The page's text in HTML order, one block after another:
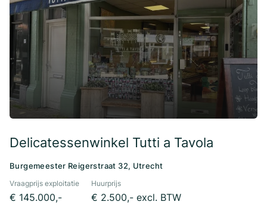
Delicatessenwinkel Tutti a Tavola
Burgemeester Reigerstraat 32, Utrecht
Vraagprijs exploitatie
€ 145.000,-
Huurprijs
€ 2.500,- excl. BTW